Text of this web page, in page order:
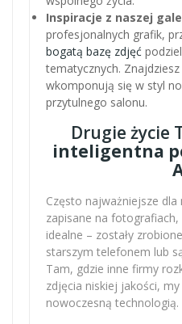
Inspiracje z naszej
profesjonalnych grafik,
bogatą bazę zdjęć
tematycznych.
wkomponują się w styl
przytulnego salonu.
Drugie życie
inteligentna
Często najważniejsze
zapisane na
idealne – zostały
starszym telefonem lub
Tam, gdzie inne firmy
zdjęcia niskiej jakości,
nowoczesną technologią.